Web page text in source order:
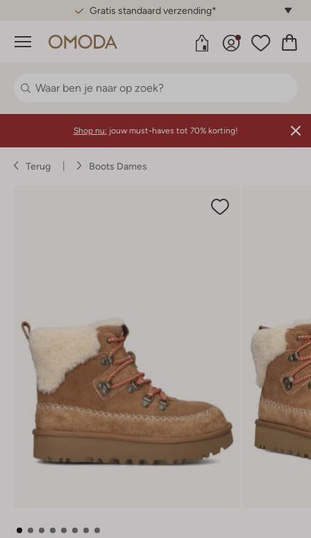
Gratis standaard verzending*
Menu
Shop nu: jouw must-haves tot 70% korting!
Terug Boots Dames